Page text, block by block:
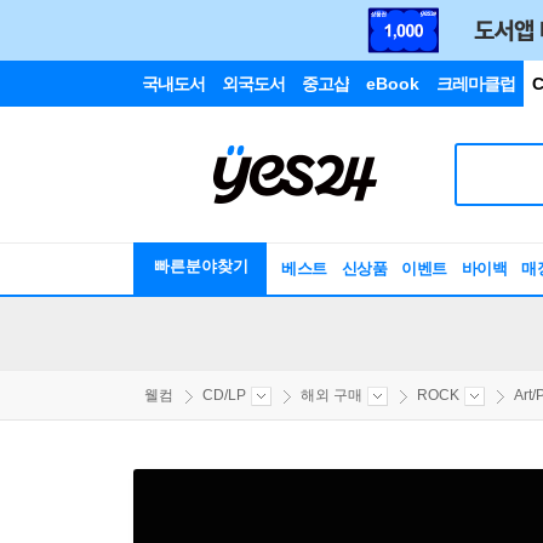
국내도서 외국도서 중고샵 eBook 크레마클럽
빠른분야찾기 베스트 신상품 이벤트 바이백 매
웰컴 CD/LP 해외 구매 ROCK Art/